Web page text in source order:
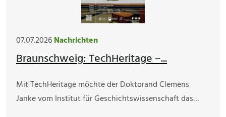
07.07.2026Nachrichten
Braunschweig: TechHeritage –...
Mit TechHeritage möchte der Doktorand Clemens
Janke vom Institut für Geschichtswissenschaft das…